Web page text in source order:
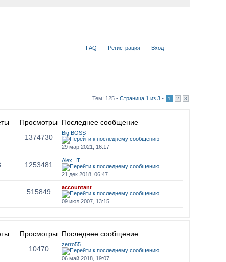
FAQ Регистрация Вход
Тем: 125 • Страница 1 из 3 • 1 2 3
Просмотры Последнее сообщение
1374730
Big BOSS
29 мар 2021, 16:17
1253481
Alex_IT
21 дек 2018, 06:47
515849
accountant
09 июл 2007, 13:15
Просмотры Последнее сообщение
10470
zerro55
06 май 2018, 19:07